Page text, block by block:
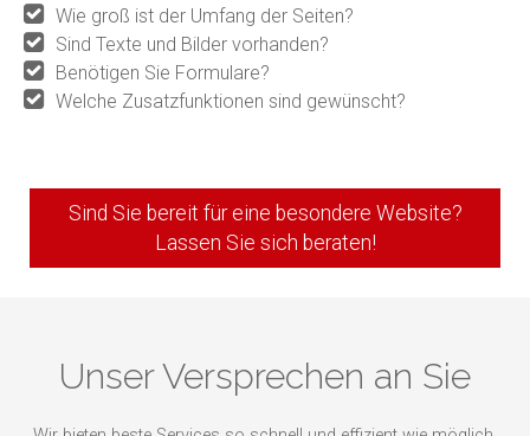
Wie groß ist der Umfang der Seiten?
Sind Texte und Bilder vorhanden?
Benötigen Sie Formulare?
Welche Zusatzfunktionen sind gewünscht?
Sind Sie bereit für eine besondere Website?
Lassen Sie sich beraten!
Unser Versprechen an Sie